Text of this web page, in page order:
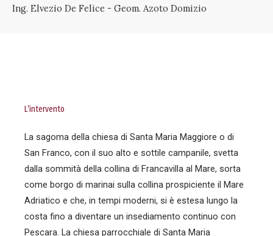
Ing. Elvezio De Felice - Geom. Azoto Domizio
L’intervento
La sagoma della chiesa di Santa Maria Maggiore o di
San Franco, con il suo alto e sottile campanile, svetta
dalla sommità della collina di Francavilla al Mare, sorta
come borgo di marinai sulla collina prospiciente il Mare
Adriatico e che, in tempi moderni, si è estesa lungo la
costa fino a diventare un insediamento continuo con
Pescara. La chiesa parrocchiale di Santa Maria